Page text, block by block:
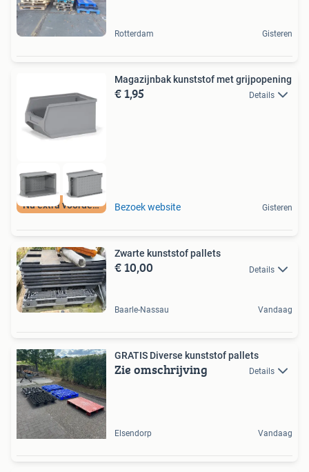
Rotterdam Gisteren
Nu extra voordeel
Magazijnbak kunststof met grijpopening
€ 1,95 Details
Bezoek website Gisteren
Zwarte kunststof pallets
€ 10,00 Details
Baarle-Nassau Vandaag
GRATIS Diverse kunststof pallets
Zie omschrijving Details
Elsendorp Vandaag